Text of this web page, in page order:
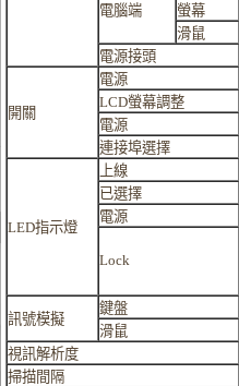
電腦端
螢幕
滑鼠
電源接頭
開關
電源
LCD螢幕調整
電源
連接埠選擇
LED指示燈
上線
已選擇
電源
Lock
訊號模擬
鍵盤
滑鼠
視訊解析度
掃描間隔